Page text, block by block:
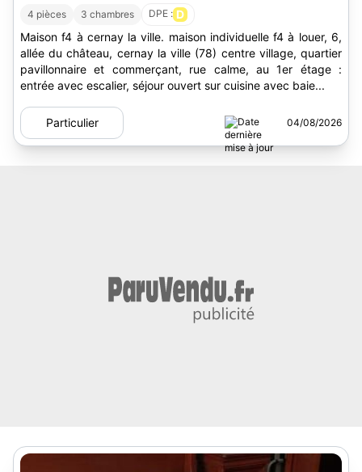
4 pièces 3 chambres DPE : D
Maison f4 à cernay la ville. maison individuelle f4 à louer, 6,
allée du château, cernay la ville (78) centre village, quartier
pavillonnaire et commerçant, rue calme, au 1er étage :
entrée avec escalier, séjour ouvert sur cuisine avec baie...
Particulier 04/08/2026